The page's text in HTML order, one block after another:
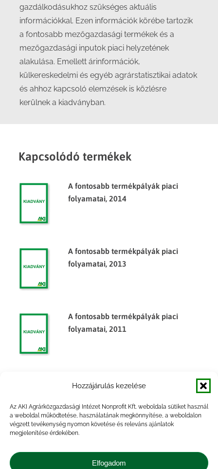
Hozzájárulás kezelése
Az AKI Agrárközgazdasági Intézet Nonprofit Kft. weboldala sütiket használ
a weboldal működtetése, használatának megkönnyítése, a weboldalon
végzett tevékenység nyomon követése és releváns ajánlatok
megjelenítése érdekében.
Elfogadom
gazdálkodásukhoz szükséges aktuális
információkkal. Ezen információk körébe tartozik
a fontosabb mezőgazdasági termékek és a
mezőgazdasági inputok piaci helyzetének
alakulása. Emellett árinformációk,
külkereskedelmi és egyéb agrárstatisztikai adatok
és ahhoz kapcsoló elemzések is közlésre
kerülnek a kiadványban.
Kapcsolódó termékek
A fontosabb termékpályák piaci
folyamatai, 2014
A fontosabb termékpályák piaci
folyamatai, 2013
A fontosabb termékpályák piaci
folyamatai, 2011
Agrárpiaci jelentések – Gabona és ipari
növények